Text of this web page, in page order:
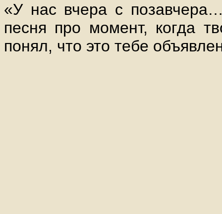
«У нас вчера с
песня про момент, когда
понял, что это тебе